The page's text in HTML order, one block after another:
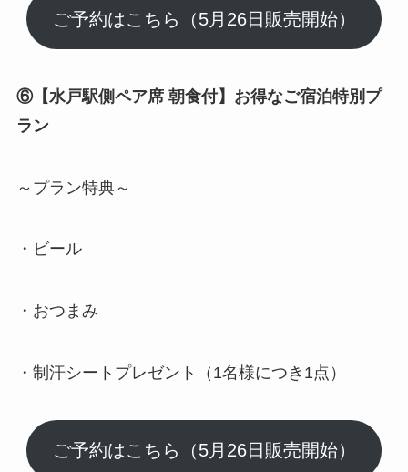
ご予約はこちら（5月26日販売開始）
⑥【水戸駅側ペア席 朝食付】お得なご宿泊特別プ
ラン
～プラン特典～
・ビール
・おつまみ
・制汗シートプレゼント（1名様につき1点）
ご予約はこちら（5月26日販売開始）